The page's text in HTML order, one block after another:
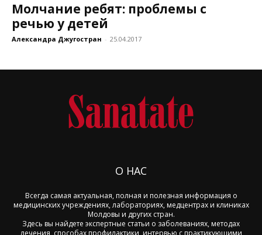
Молчание ребят: проблемы с
речью у детей
Александра Джугостран - 25.04.2017
О НАС
Всегда самая актуальная, полная и полезная информация о
медицинских учреждениях, лабораториях, медцентрах и клиниках
Молдовы и других стран.
Здесь вы найдете экспертные статьи о заболеваниях, методах
лечения, способах профилактики, интервью с практикующими